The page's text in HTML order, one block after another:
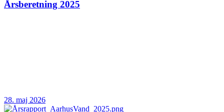
Årsberetning 2025
28. maj 2026